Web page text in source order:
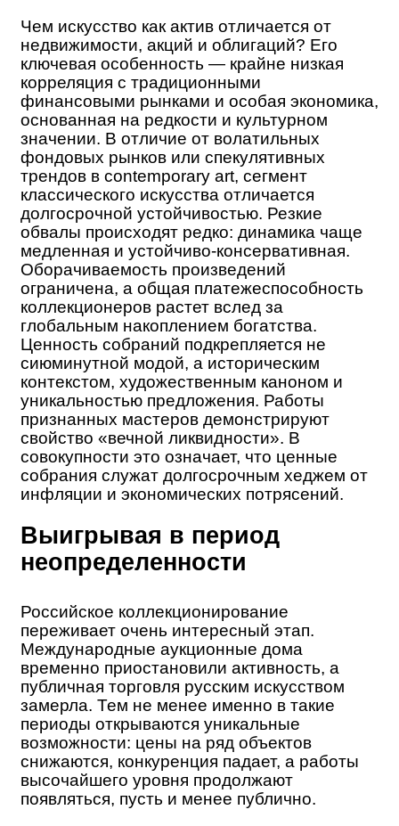
Чем искусство как актив отличается от
недвижимости, акций и облигаций? Его
ключевая особенность — крайне низкая
корреляция с традиционными
финансовыми рынками и особая экономика,
основанная на редкости и культурном
значении. В отличие от волатильных
фондовых рынков или спекулятивных
трендов в contemporary art, сегмент
классического искусства отличается
долгосрочной устойчивостью. Резкие
обвалы происходят редко: динамика чаще
медленная и устойчиво-консервативная.
Оборачиваемость произведений
ограничена, а общая платежеспособность
коллекционеров растет вслед за
глобальным накоплением богатства.
Ценность собраний подкрепляется не
сиюминутной модой, а историческим
контекстом, художественным каноном и
уникальностью предложения. Работы
признанных мастеров демонстрируют
свойство «вечной ликвидности». В
совокупности это означает, что ценные
собрания служат долгосрочным хеджем от
инфляции и экономических потрясений.
Выигрывая в период
неопределенности
Российское коллекционирование
переживает очень интересный этап.
Международные аукционные дома
временно приостановили активность, а
публичная торговля русским искусством
замерла. Тем не менее именно в такие
периоды открываются уникальные
возможности: цены на ряд объектов
снижаются, конкуренция падает, а работы
высочайшего уровня продолжают
появляться, пусть и менее публично.